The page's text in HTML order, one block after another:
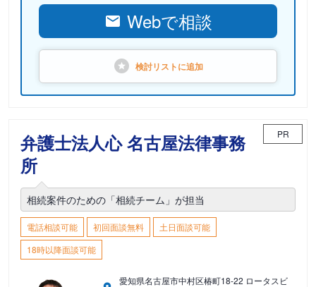
Webで相談
検討リストに追加
弁護士法人心 名古屋法律事務
所
PR
相続案件のための「相続チーム」が担当
電話相談可能 初回面談無料
土日面談可能
18時以降面談可能
愛知県名古屋市中村区椿町18-22 ロータスビ